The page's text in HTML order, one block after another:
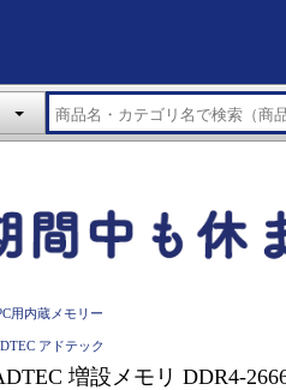
用内蔵メモリー
アドテック
増設メモリ DDR4-